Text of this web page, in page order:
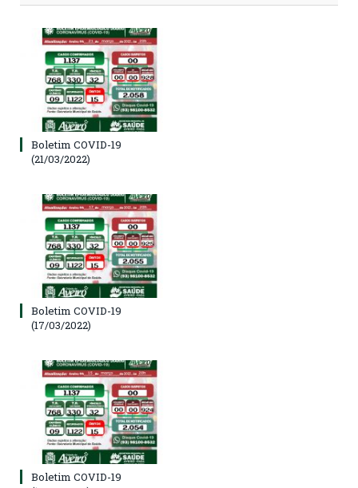
Boletim COVID-19
(21/03/2022)
Boletim COVID-19
(17/03/2022)
Boletim COVID-19